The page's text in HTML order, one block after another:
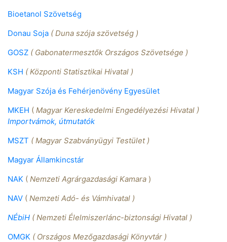
Bioetanol Szövetség
Donau Soja ( Duna szója szövetség )
GOSZ ( Gabonatermesztők Országos Szövetsége )
KSH ( Központi Statisztikai Hivatal )
Magyar Szója és Fehérjenövény Egyesület
MKEH ( Magyar Kereskedelmi Engedélyezési Hivatal )
Importvámok, útmutatók
MSZT ( Magyar Szabványügyi Testület )
Magyar Államkincstár
NAK ( Nemzeti Agrárgazdasági Kamara )
NAV ( Nemzeti Adó- és Vámhivatal )
NÉbiH ( Nemzeti Élelmiszerlánc-biztonsági Hivatal )
OMGK ( Országos Mezőgazdasági Könyvtár )